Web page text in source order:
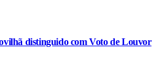
distinguido com Voto de Louvor